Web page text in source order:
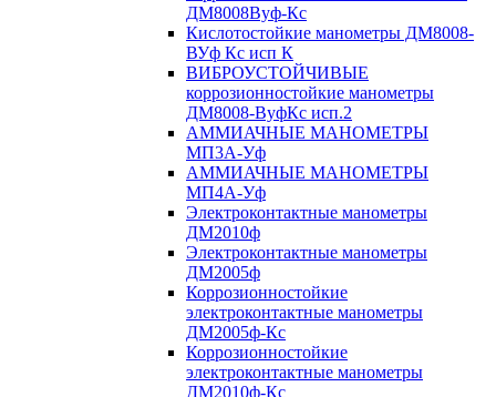
ДМ8008Вуф-Кс
Кислотостойкие манометры ДМ8008-
ВУф Кс исп К
ВИБРОУСТОЙЧИВЫЕ
коррозионностойкие манометры
ДМ8008-ВуфКс исп.2
АММИАЧНЫЕ МАНОМЕТРЫ
МП3А-Уф
АММИАЧНЫЕ МАНОМЕТРЫ
МП4А-Уф
Электроконтактные манометры
ДМ2010ф
Электроконтактные манометры
ДМ2005ф
Коррозионностойкие
электроконтактные манометры
ДМ2005ф-Кс
Коррозионностойкие
электроконтактные манометры
ДМ2010ф-Кс